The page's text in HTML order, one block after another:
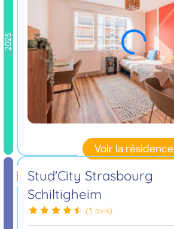
2025
Voir la résidence
Stud'City Strasbourg
Schiltigheim
(3 avis)